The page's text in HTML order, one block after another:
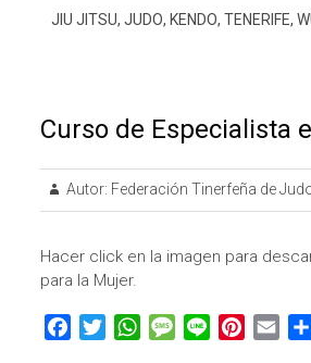
t
JIU JITSU, JUDO, KENDO, TENERIFE,
Curso de Especialista
Autor: Federación Tinerfeña de Judo
Hacer click en la imagen para
para la Mujer.
W
M